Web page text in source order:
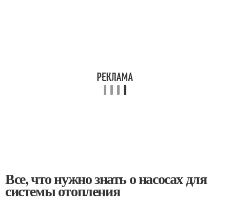
Все, что нужно знать о насосах для
системы отопления